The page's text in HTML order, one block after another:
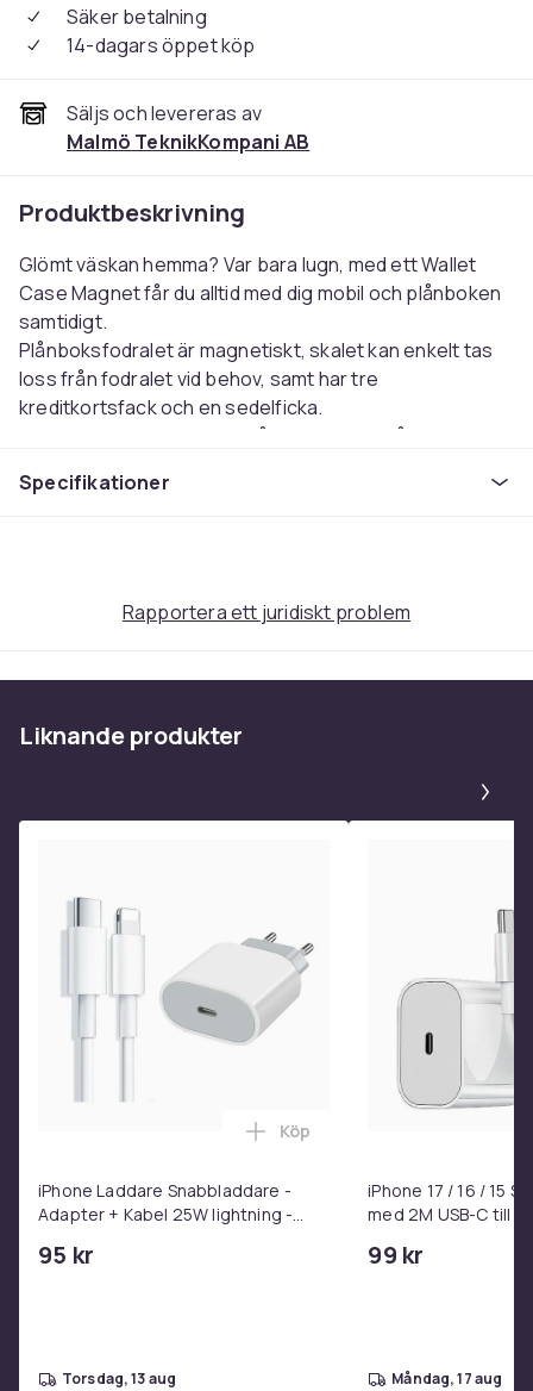
Säker betalning
14-dagars öppet köp
Säljs och levereras av
Malmö TeknikKompani AB
Produktbeskrivning
Glömt väskan hemma? Var bara lugn, med ett Wallet
Case Magnet får du alltid med dig mobil och plånboken
samtidigt.
Plånboksfodralet är magnetiskt, skalet kan enkelt tas
loss från fodralet vid behov, samt har tre
kreditkortsfack och en sedelficka.
Skydda din mobil med ett plånboksfodral från Holdit!
- Plats för 3 kreditkort
Material Konstläder
Färg
Vikt, gram
Specifikationer
Rapportera ett juridiskt problem
Liknande produkter
iPhone Laddare Snabbladdare -
Adapter + Kabel 25W lightning -
95 kr
Lägg till iPhone Laddare
Köp
torsdag, 13 aug
iPhone 17 / 16 / 15
med 2M USB-C till
99 kr
måndag, 17 aug